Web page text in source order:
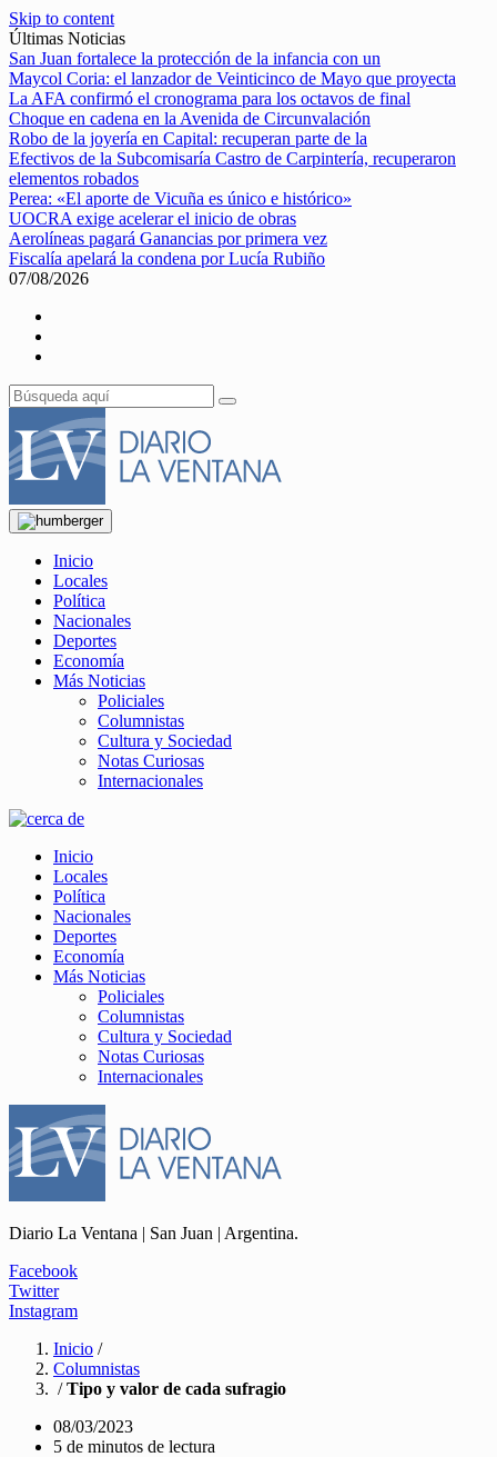
Skip to content
Últimas Noticias
San Juan fortalece la protección de la infancia con un
Maycol Coria: el lanzador de Veinticinco de Mayo que proyecta
La AFA confirmó el cronograma para los octavos de final
Choque en cadena en la Avenida de Circunvalación
Robo de la joyería en Capital: recuperan parte de la
Efectivos de la Subcomisaría Castro de Carpintería, recuperaron
elementos robados
Perea: «El aporte de Vicuña es único e histórico»
UOCRA exige acelerar el inicio de obras
Aerolíneas pagará Ganancias por primera vez
Fiscalía apelará la condena por Lucía Rubiño
07/08/2026
Inicio
Locales
Política
Nacionales
Deportes
Economía
Más Noticias
Policiales
Columnistas
Cultura y Sociedad
Notas Curiosas
Internacionales
Inicio
Locales
Política
Nacionales
Deportes
Economía
Más Noticias
Policiales
Columnistas
Cultura y Sociedad
Notas Curiosas
Internacionales
Diario La Ventana | San Juan | Argentina.
Facebook
Twitter
Instagram
Inicio /
Columnistas
/Tipo y valor de cada sufragio
08/03/2023
5 de minutos de lectura